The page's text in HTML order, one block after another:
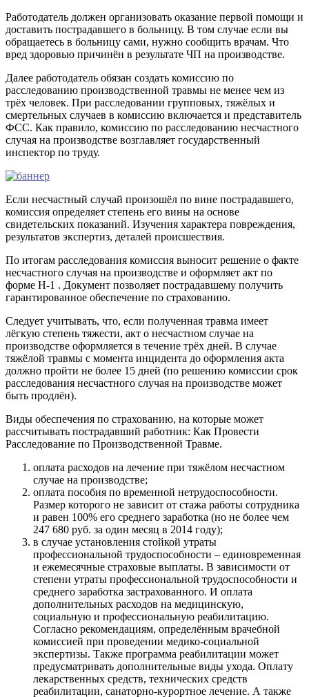
Работодатель должен организовать оказание первой помощи и
доставить пострадавшего в больницу. В том случае если вы
обращаетесь в больницу сами, нужно сообщить врачам. Что
вред здоровью причинён в результате ЧП на производстве.
Далее работодатель обязан создать комиссию по
расследованию производственной травмы не менее чем из
трёх человек. При расследовании групповых, тяжёлых и
смертельных случаев в комиссию включается и представитель
ФСС. Как правило, комиссию по расследованию несчастного
случая на производстве возглавляет государственный
инспектор по труду.
Если несчастный случай произошёл по вине пострадавшего,
комиссия определяет степень его вины на основе
свидетельских показаний. Изучения характера повреждения,
результатов экспертиз, деталей происшествия.
По итогам расследования комиссия выносит решение о факте
несчастного случая на производстве и оформляет акт по
форме Н-1 . Документ позволяет пострадавшему получить
гарантированное обеспечение по страхованию.
Следует учитывать, что, если полученная травма имеет
лёгкую степень тяжести, акт о несчастном случае на
производстве оформляется в течение трёх дней. В случае
тяжёлой травмы с момента инцидента до оформления акта
должно пройти не более 15 дней (по решению комиссии срок
расследования несчастного случая на производстве может
быть продлён).
Виды обеспечения по страхованию, на которые может
рассчитывать пострадавший работник: Как Провести
Расследование по Производственной Травме.
оплата расходов на лечение при тяжёлом несчастном
случае на производстве;
оплата пособия по временной нетрудоспособности.
Размер которого не зависит от стажа работы сотрудника
и равен 100% его среднего заработка (но не более чем
247 680 руб. за один месяц в 2014 году);
в случае установления стойкой утраты
профессиональной трудоспособности – единовременная
и ежемесячные страховые выплаты. В зависимости от
степени утраты профессиональной трудоспособности и
среднего заработка застрахованного. И оплата
дополнительных расходов на медицинскую,
социальную и профессиональную реабилитацию.
Согласно рекомендациям, определённым врачебной
комиссией при проведении медико-социальной
экспертизы. Также программа реабилитации может
предусматривать дополнительные виды ухода. Оплату
лекарственных средств, технических средств
реабилитации, санаторно-курортное лечение. А также